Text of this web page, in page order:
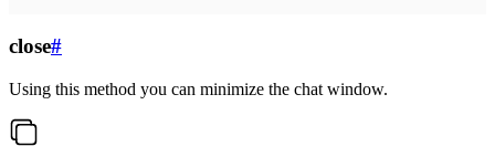
close#
Using this method you can minimize the chat window.